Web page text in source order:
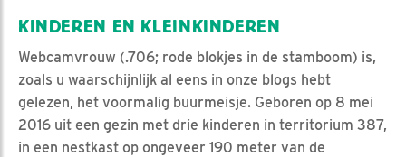
KINDEREN EN KLEINKINDEREN
Webcamvrouw (.706; rode blokjes in de stamboom) is,
zoals u waarschijnlijk al eens in onze blogs hebt
gelezen, het voormalig buurmeisje. Geboren op 8 mei
2016 uit een gezin met drie kinderen in territorium 387,
in een nestkast op ongeveer 190 meter van de